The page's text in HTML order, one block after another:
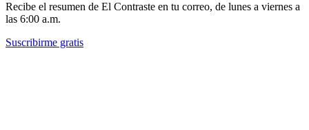
Recibe el resumen de El Contraste en tu correo, de lunes a viernes a
las 6:00 a.m.
Suscribirme gratis